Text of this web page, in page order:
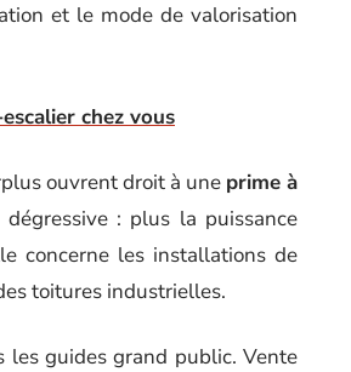
et le mode de valorisation
chez vous
ouvrent droit à une prime à
: plus la puissance
concerne les installations de
toitures industrielles.
les guides grand public. Vente